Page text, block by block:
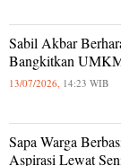
Sabil Akbar
Bangkitkan
13/07/2026, 14:23 WIB
Sapa Warga
Aspirasi Lewat